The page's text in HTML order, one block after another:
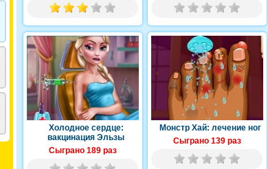
Холодное сердце:
вакцинация Эльзы
Сыграно 189 раз
Монстр Хай: лечение ног
Сыграно 139 раз